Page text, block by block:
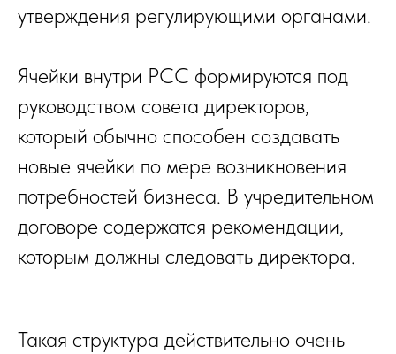
утверждения регулирующими органами.
Ячейки внутри PCC формируются под
руководством совета директоров,
который обычно способен создавать
новые ячейки по мере возникновения
потребностей бизнеса. В учредительном
договоре содержатся рекомендации,
которым должны следовать директора.
Такая структура действительно очень